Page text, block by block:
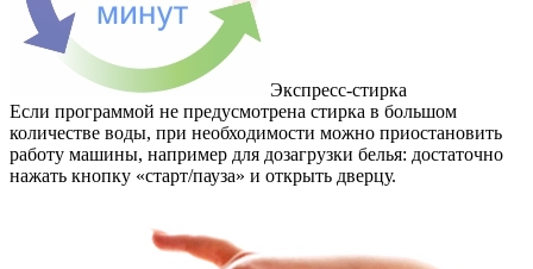
Экспресс-стирка
Если программой не предусмотрена стирка в большом
количестве воды, при необходимости можно приостановить
работу машины, например для дозагрузки белья: достаточно
нажать кнопку «старт/пауза» и открыть дверцу.